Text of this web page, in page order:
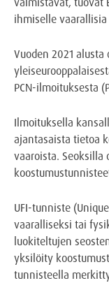
ihmiselle vaarallisia
Vuoden 2021
PCN-ilmoituksesta
Ilmoituksella
ajantasaista tietoa
vaaroista.
UFI-tunniste
vaaralliseksi tai
luokiteltujen
yksilöity
tunnisteella